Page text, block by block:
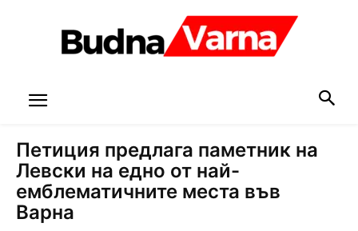
Петиция предлага паметник на
Левски на едно от най-
емблематичните места във
Варна